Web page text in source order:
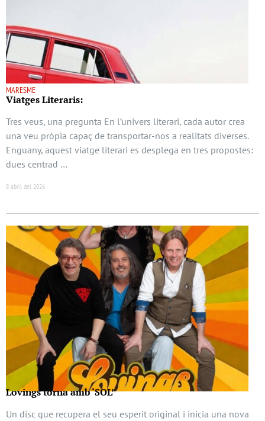
MARESME
Viatges Literaris:
Tres veus, una pregunta En l’univers literari, cada autor crea
una veu pròpia capaç de transportar-nos a realitats diverses.
Enguany, aquest viatge literari es desplega en tres propostes:
dues centrad …
8 abril del 2026
Lovings torna amb ‘SOL’
Un disc que recupera el seu esperit original i inicia una nova